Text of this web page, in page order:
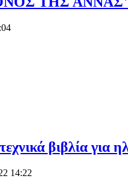
βιβλία για
14:22